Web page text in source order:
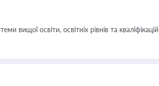
вищої освіти, освітніх рівнів та кваліфікацій